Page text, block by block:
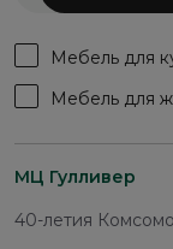
Мебель для
Мебель для
МЦ Гулливер
40-летия